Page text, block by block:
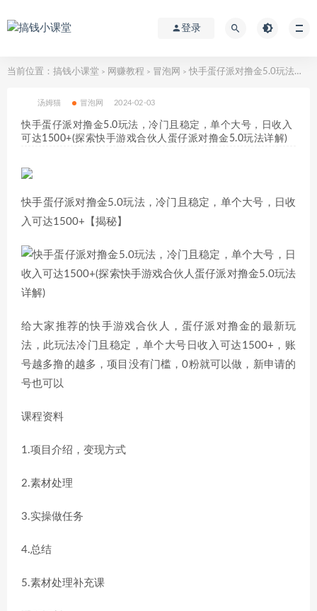
登录
当前位置： 搞钱小课堂 > 网赚教程 > 冒泡网 > 快手蛋仔派对撸金5.0玩法，冷门且稳定，单个大号，日收入可达1500+(探索快手游戏合伙人蛋仔派对撸金5.0玩法详解)
汤姆猫 冒泡网 2024-02-03
快手蛋仔派对撸金5.0玩法，冷门且稳定，单个大号，日收入
可达1500+(探索快手游戏合伙人蛋仔派对撸金5.0玩法详解)
快手蛋仔派对撸金5.0玩法，冷门且稳定，单个大号，日收
入可达1500+【揭秘】
给大家推荐的快手游戏合伙人，蛋仔派对撸金的最新玩
法，此玩法冷门且稳定，单个大号日收入可达1500+，账
号越多撸的越多，项目没有门槛，0粉就可以做，新申请的
号也可以
课程资料
1.项目介绍，变现方式
2.素材处理
3.实操做任务
4.总结
5.素材处理补充课